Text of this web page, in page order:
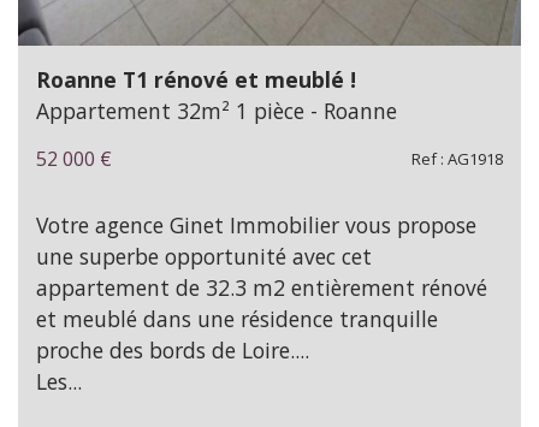
Roanne T1 rénové et meublé !
Appartement 32m² 1 pièce - Roanne
52 000 € Ref : AG1918
Votre agence Ginet Immobilier vous propose
une superbe opportunité avec cet
appartement de 32.3 m2 entièrement rénové
et meublé dans une résidence tranquille
proche des bords de Loire....
Les...